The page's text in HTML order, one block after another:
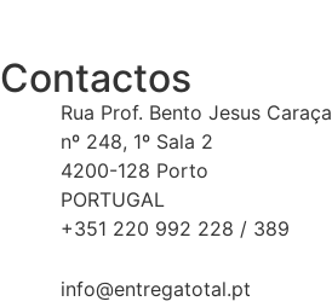
Contactos
Rua Prof. Bento Jesus Caraça
nº 248, 1º Sala 2
4200-128 Porto
PORTUGAL
+351 220 992 228 / 389
info@entregatotal.pt